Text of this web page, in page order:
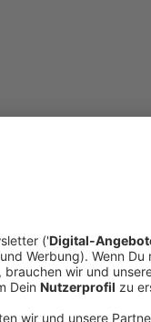
will im Jahr 2023
18:04